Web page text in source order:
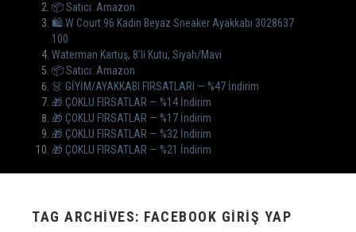
📦 Satıcı: Amazon
🛍️ W Court 96 Kadın Beyaz Sneaker Ayakkabı 3028637
100
Waterman Kartuş, 8’li Kutu, Siyah/Mavi
📦 Satıcı: Amazon
👗 GİYİM/AYAKKABI FIRSATLARI — %47 İndirim
🎁 ÇOKLU FIRSATLAR — %14 İndirim
🎁 ÇOKLU FIRSATLAR — %17 İndirim
🎁 ÇOKLU FIRSATLAR — %32 İndirim
🎁 ÇOKLU FIRSATLAR — %21 İndirim
TAG ARCHIVES: FACEBOOK GIRIŞ YAP